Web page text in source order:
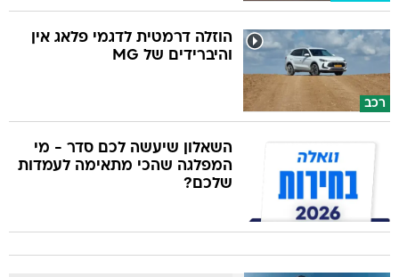
רכב
הוזלה דרמטית לדגמי פלאג אין
והיברידים של MG
השאלון שיעשה לכם סדר - מי
המפלגה שהכי מתאימה לעמדות
שלכם?